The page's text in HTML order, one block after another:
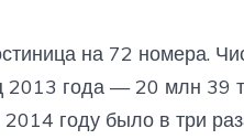
на 72 номера.
года — 20 млн 39
году было в три